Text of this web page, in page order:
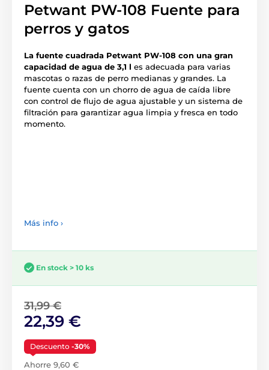
Petwant PW-108 Fuente para
perros y gatos
La fuente cuadrada Petwant PW-108 con una gran
capacidad de agua de 3,1 l es adecuada para varias
mascotas o razas de perro medianas y grandes. La
fuente cuenta con un chorro de agua de caída libre
con control de flujo de agua ajustable y un sistema de
filtración para garantizar agua limpia y fresca en todo
momento.
Más info ›
En stock > 10 ks
31,99 €
22,39 €
Descuento -30%
Ahorre 9,60 €